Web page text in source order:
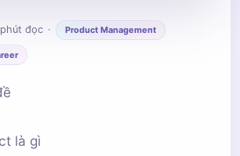
đọc Product Management
là gì